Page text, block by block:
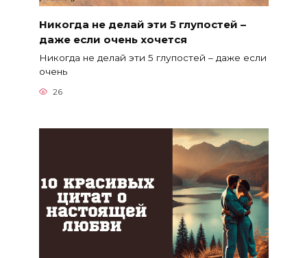
Никогда не делай эти 5 глупостей –
даже если очень хочется
Никогда не делай эти 5 глупостей – даже если
очень
26